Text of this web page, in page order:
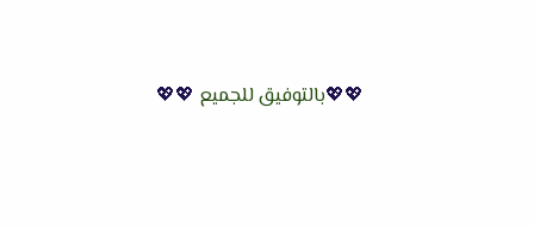
💖💖بالتوفيق للجميع 💖💖